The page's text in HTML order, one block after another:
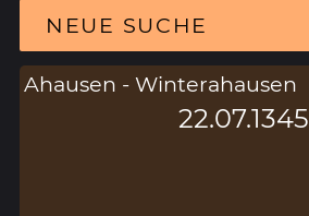
NEUE SUCHE
Ahausen - Winterahausen
22.07.1345